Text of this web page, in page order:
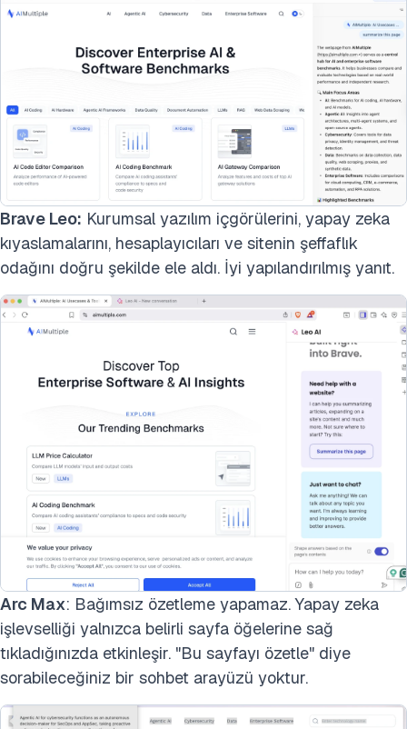
Brave Leo: Kurumsal yazılım içgörülerini, yapay zeka
kıyaslamalarını, hesaplayıcıları ve sitenin şeffaflık
odağını doğru şekilde ele aldı. İyi yapılandırılmış yanıt.
Arc Max: Bağımsız özetleme yapamaz. Yapay zeka
işlevselliği yalnızca belirli sayfa öğelerine sağ
tıkladığınızda etkinleşir. "Bu sayfayı özetle" diye
sorabileceğiniz bir sohbet arayüzü yoktur.